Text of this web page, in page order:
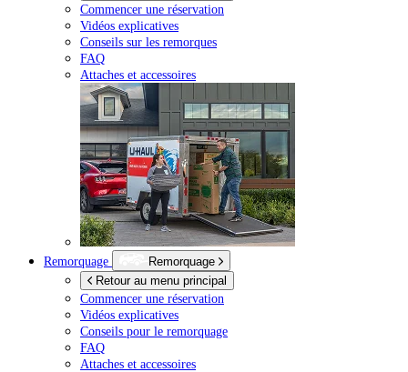
Commencer une réservation
Vidéos explicatives
Conseils sur les remorques
FAQ
Attaches et accessoires
Remorquage
Remorquage
Retour au menu principal
Commencer une réservation
Vidéos explicatives
Conseils pour le remorquage
FAQ
Attaches et accessoires